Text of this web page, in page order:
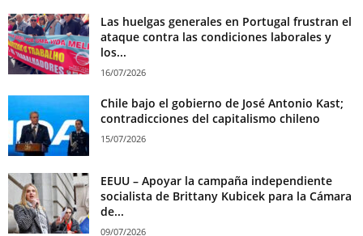
Las huelgas generales en Portugal frustran el
ataque contra las condiciones laborales y
los...
16/07/2026
Chile bajo el gobierno de José Antonio Kast;
contradicciones del capitalismo chileno
15/07/2026
EEUU – Apoyar la campaña independiente
socialista de Brittany Kubicek para la Cámara
de...
09/07/2026